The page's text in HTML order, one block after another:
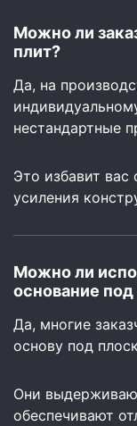
Можно ли
плит?
Да, на
нестандартные
Это избавит вас
усиления
Можно ли
основание
Да, многие
основу под
Они
обеспечивают